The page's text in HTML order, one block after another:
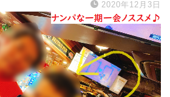
2020年12月3日